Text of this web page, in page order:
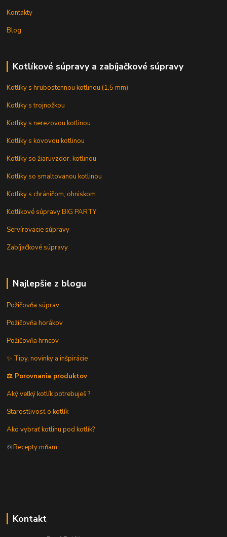
Kontakty
Blog
Kotlíkové súpravy a zabíjačkové súpravy
Kotlíky s hrubostennou kotlinou (1,5 mm)
Kotlíky s trojnožkou
Kotlíky s nerezovou kotlinou
Kotlíky s kovovou kotlinou
Kotlíky so žiaruvzdor. kotlinou
Kotlíky so smaltovanou kotlinou
Kotlíky s chráničom, ohniskom
Kotlíkové súpravy BIG PARTY
Servírovacie súpravy
Zabíjačkové súpravy
Najlepšie z blogu
Požičovňa súprav
Požičovňa horákov
Požičovňa hrncov
✨ Tipy, novinky a inšpirácie
⚖️ Porovnania produktov
Aký veľký kotlík potrebuješ ?
Starostlivosť o kotlík
Ako vybrať kotlinu pod kotlík?
🍲Recepty mňam
Kontakt